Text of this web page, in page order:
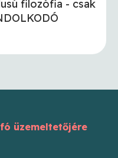
filozófia - csak
üzemeltetőjére